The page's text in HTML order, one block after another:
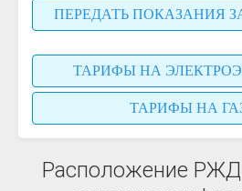
ПЕРЕДАТЬ ПОКАЗАНИЯ
ТАРИФЫ НА
ТАРИФЫ НА ГАЗ
Расположение